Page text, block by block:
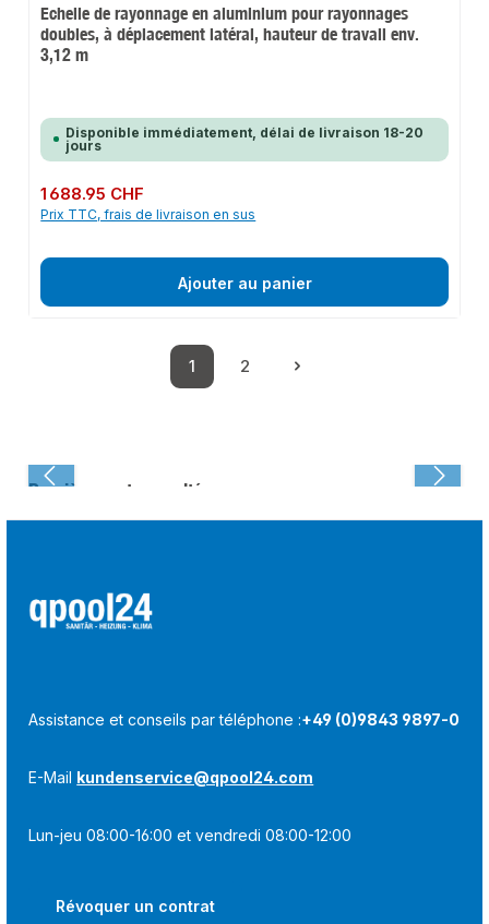
Echelle de rayonnage en aluminium pour rayonnages
doubles, à déplacement latéral, hauteur de travail env.
3,12 m
Disponible immédiatement, délai de livraison 18-20
jours
Prix régulier :
1 688.95 CHF
Prix TTC, frais de livraison en sus
Ajouter au panier
Page
1
Page
2
Dernièrement consulté :
Assistance et conseils par téléphone :+49 (0)9843 9897-0
E-Mail kundenservice@qpool24.com
Lun-jeu 08:00-16:00 et vendredi 08:00-12:00
Révoquer un contrat